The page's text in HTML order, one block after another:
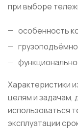
при выборе
особенность
Характеристики
целям и задачам,
использоваться
эксплуатации